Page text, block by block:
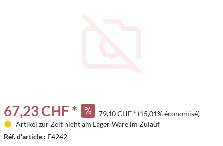
67,23 CHF * 79,10 CHF * (15,01% économisé)
Artikel zur Zeit nicht am Lager. Ware im Zulauf
Réf. d'article : E4242